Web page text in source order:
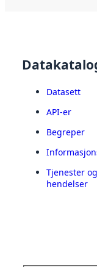
Datasett
API-er
Begreper
Tjenester og
hendelser